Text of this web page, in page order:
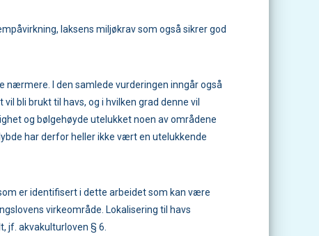
laksens miljøkrav som også sikrer god
nærmere. I den samlede vurderingen inngår også
bli brukt til havs, og i hvilken grad denne vil
og bølgehøyde utelukket noen av områdene
har derfor heller ikke vært en utelukkende
er identifisert i dette arbeidet som kan være
virkeområde. Lokalisering til havs
jf. akvakulturloven § 6.